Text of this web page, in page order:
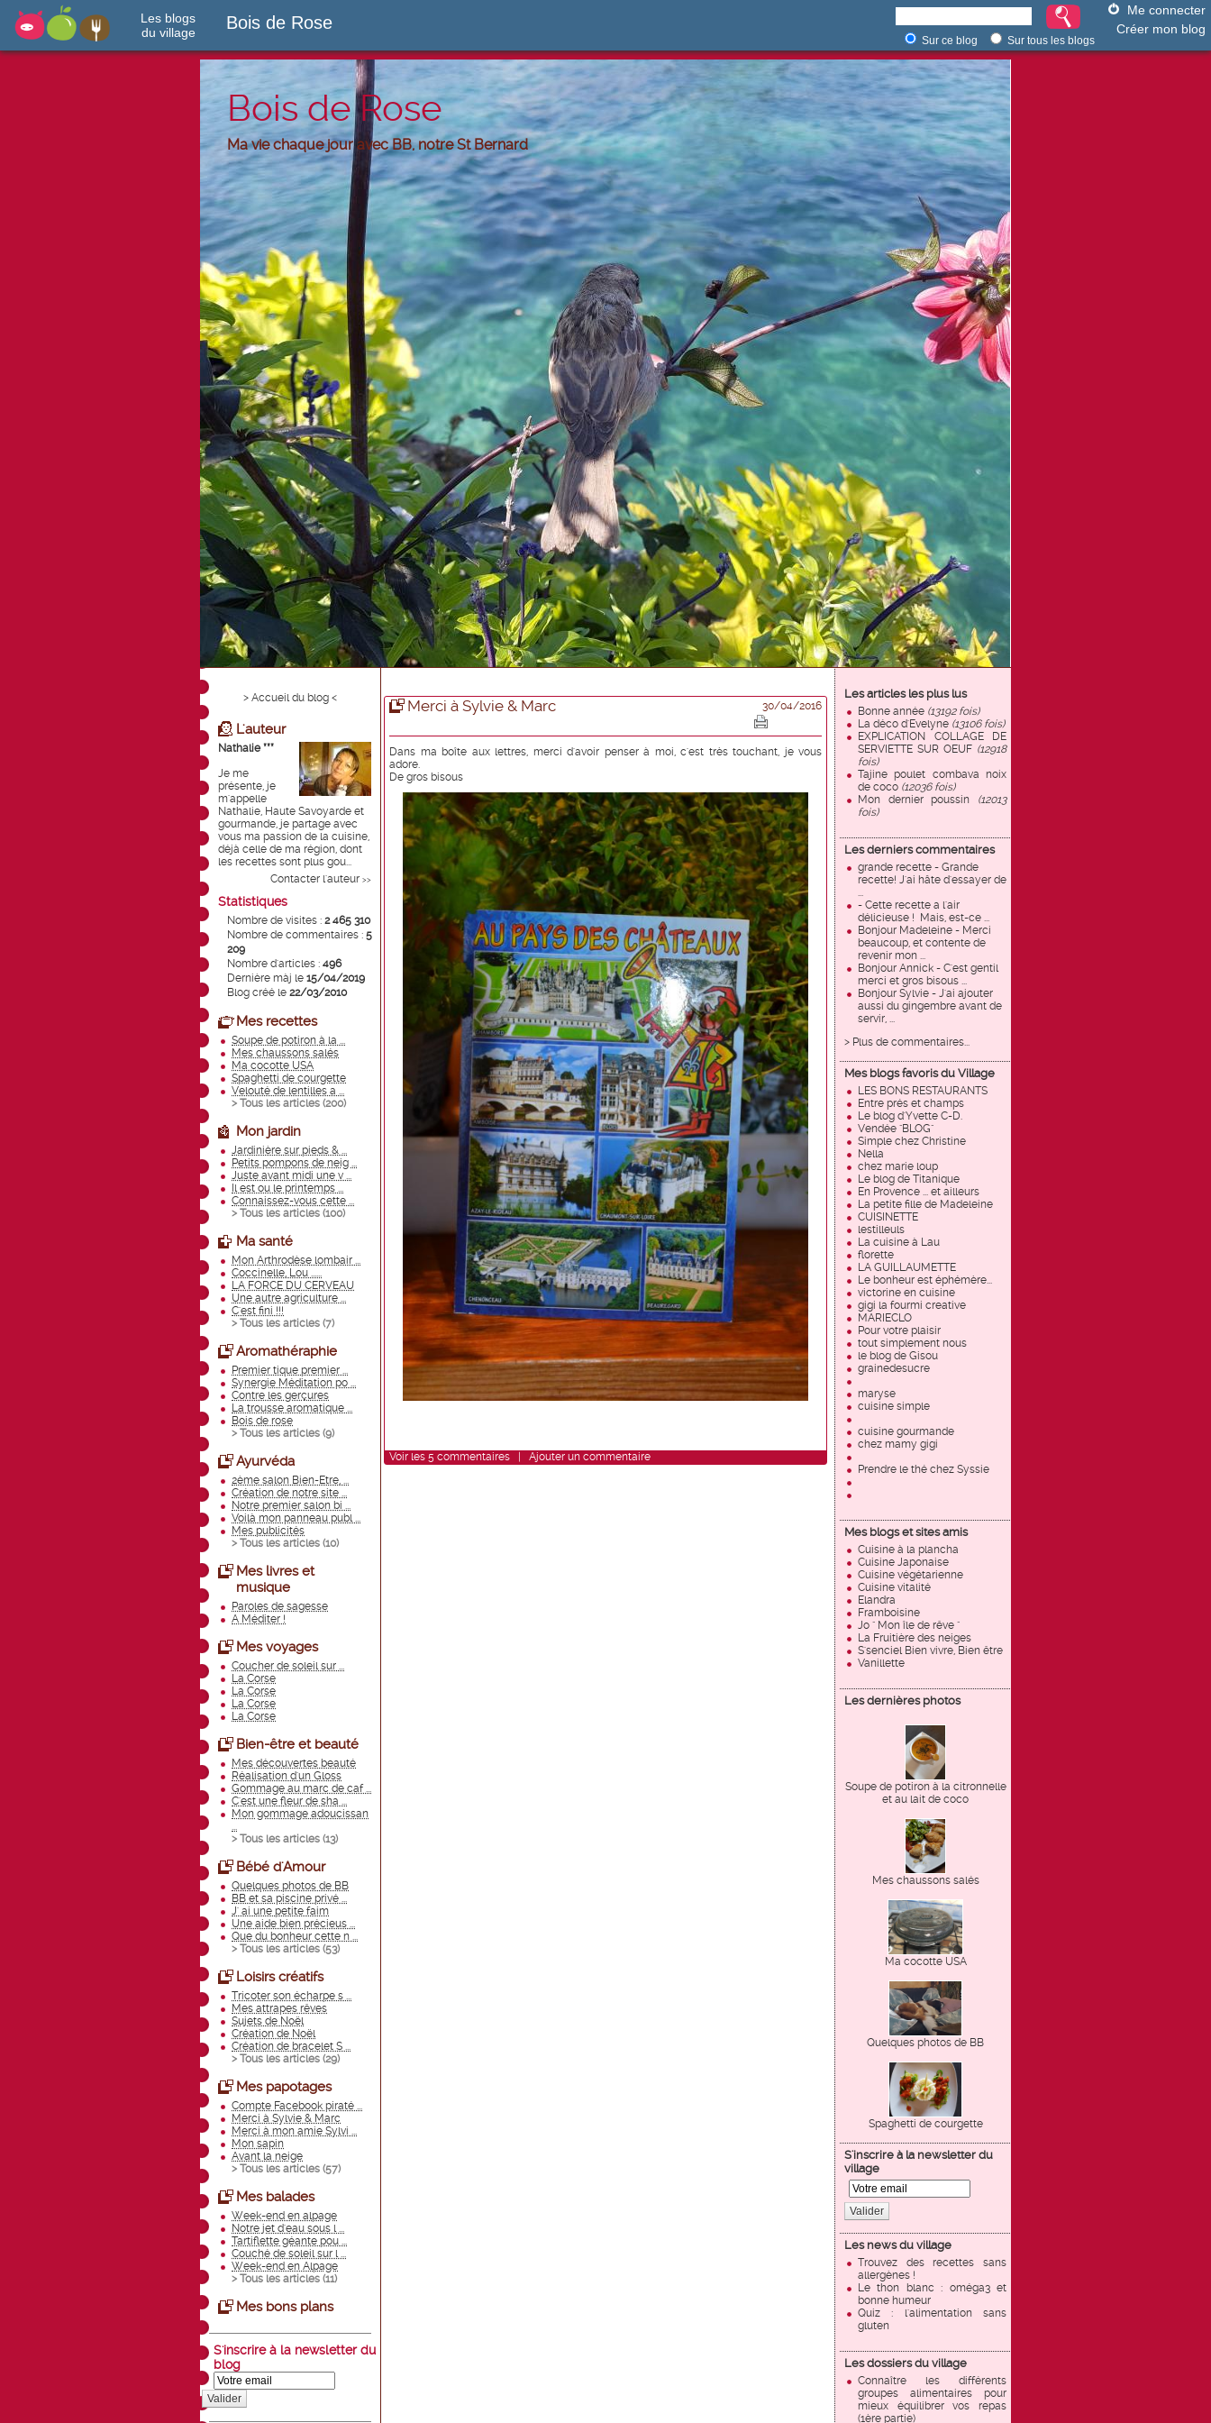
Les blogs
du village
Bois de Rose
Me connecter
Créer mon blog
Sur ce blog Sur tous les blogs
Bois de Rose
Ma vie chaque jour avec BB, notre St Bernard
Les articles les plus lus
Bonne année (13192 fois)
La déco d'Evelyne (13106 fois)
EXPLICATION COLLAGE DE
SERVIETTE SUR OEUF (12918
fois)
Tajine poulet combava noix
de coco (12036 fois)
Mon dernier poussin (12013
fois)
Les derniers commentaires
grande recette - Grande
recette! J'ai hâte d'essayer de
...
- Cette recette a l'air
délicieuse ! Mais, est-ce ...
Bonjour Madeleine - Merci
beaucoup, et contente de
revenir mon ...
Bonjour Annick - C'est gentil
merci et gros bisous ...
Bonjour Sylvie - J'ai ajouter
aussi du gingembre avant de
servir, ...
> Plus de commentaires...
Mes blogs favoris du Village
LES BONS RESTAURANTS
Entre prés et champs
Le blog d'Yvette C-D.
Vendée "BLOG"
Simple chez Christine
Nella
chez marie loup
Le blog de Titanique
En Provence ... et ailleurs
La petite fille de Madeleine
CUISINETTE
lestilleuls
La cuisine à Lau
florette
LA GUILLAUMETTE
Le bonheur est éphémère...
victorine en cuisine
gigi la fourmi creative
MARIECLO
Pour votre plaisir
tout simplement nous
le blog de Gisou
grainedesucre
maryse
cuisine simple
cuisine gourmande
chez mamy gigi
Prendre le thé chez Syssie
Mes blogs et sites amis
Cuisine à la plancha
Cuisine Japonaise
Cuisine végétarienne
Cuisine vitalité
Elandra
Framboisine
Jo " Mon île de rêve "
La Fruitière des neiges
S'senciel Bien vivre, Bien être
Vanillette
Les dernières photos
Soupe de potiron à la citronnelle
et au lait de coco
Mes chaussons salés
Ma cocotte USA
Quelques photos de BB
Spaghetti de courgette
S'inscrire à la newsletter du
village
Valider
Les news du village
Trouvez des recettes sans
allergènes !
Le thon blanc : oméga3 et
bonne humeur
Quiz : l'alimentation sans
gluten
Les dossiers du village
Connaître les différents
groupes alimentaires pour
mieux équilibrer vos repas
(1ère partie)
> Accueil du blog <
L'auteur
Nathalie ***
Je me
présente, je
m'appelle
Nathalie, Haute Savoyarde et
gourmande, je partage avec
vous ma passion de la cuisine,
déjà celle de ma région, dont
les recettes sont plus gou...
Contacter l'auteur >>
Statistiques
Nombre de visites : 2 465 310
Nombre de commentaires : 5
209
Nombre d'articles : 496
Dernière màj le 15/04/2019
Blog créé le 22/03/2010
Mes recettes
Soupe de potiron à la ...
Mes chaussons salés
Ma cocotte USA
Spaghetti de courgette
Velouté de lentilles a ...
> Tous les articles (200)
Mon jardin
Jardinière sur pieds & ...
Petits pompons de neig ...
Juste avant midi une v ...
Il est ou le printemps ...
Connaissez-vous cette ...
> Tous les articles (100)
Ma santé
Mon Arthrodèse lombair ...
Coccinelle, Lou ......
LA FORCE DU CERVEAU
Une autre agriculture ...
C'est fini !!!
> Tous les articles (7)
Aromathéraphie
Premier tique premier ...
Synergie Méditation po ...
Contre les gerçures
La trousse aromatique ...
Bois de rose
> Tous les articles (9)
Ayurvéda
2ème salon Bien-Etre, ...
Création de notre site ...
Notre premier salon bi ...
Voilà mon panneau publ ...
Mes publicités
> Tous les articles (10)
Mes livres et
musique
Paroles de sagesse
A Méditer !
Mes voyages
Coucher de soleil sur ...
La Corse
La Corse
La Corse
La Corse
Bien-être et beauté
Mes découvertes beauté
Réalisation d'un Gloss
Gommage au marc de caf ...
C'est une fleur de sha ...
Mon gommage adoucissan
...
> Tous les articles (13)
Bébé d'Amour
Quelques photos de BB
BB et sa piscine privé ...
J' ai une petite faim
Une aide bien précieus ...
Que du bonheur cette n ...
> Tous les articles (53)
Loisirs créatifs
Tricoter son écharpe s ...
Mes attrapes rêves
Sujets de Noël
Création de Noël
Création de bracelet S ...
> Tous les articles (29)
Mes papotages
Compte Facebook piraté ...
Merci à Sylvie & Marc
Merci à mon amie Sylvi ...
Mon sapin
Avant la neige
> Tous les articles (57)
Mes balades
Week-end en alpage
Notre jet d'eau sous l ...
Tartiflette géante pou ...
Couché de soleil sur l ...
Week-end en Alpage
> Tous les articles (11)
Mes bons plans
S'inscrire à la newsletter du
blog
Valider
Merci à Sylvie & Marc 30/04/2016
Dans ma boîte aux lettres, merci d'avoir penser à moi, c'est très touchant, je vous
adore.
De gros bisous
Voir les 5 commentaires Ajouter un commentaire